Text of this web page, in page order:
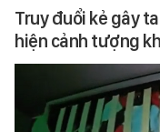
Truy đuổi kẻ gây
hiện cảnh tượng